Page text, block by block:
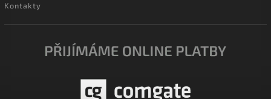
Kontakty